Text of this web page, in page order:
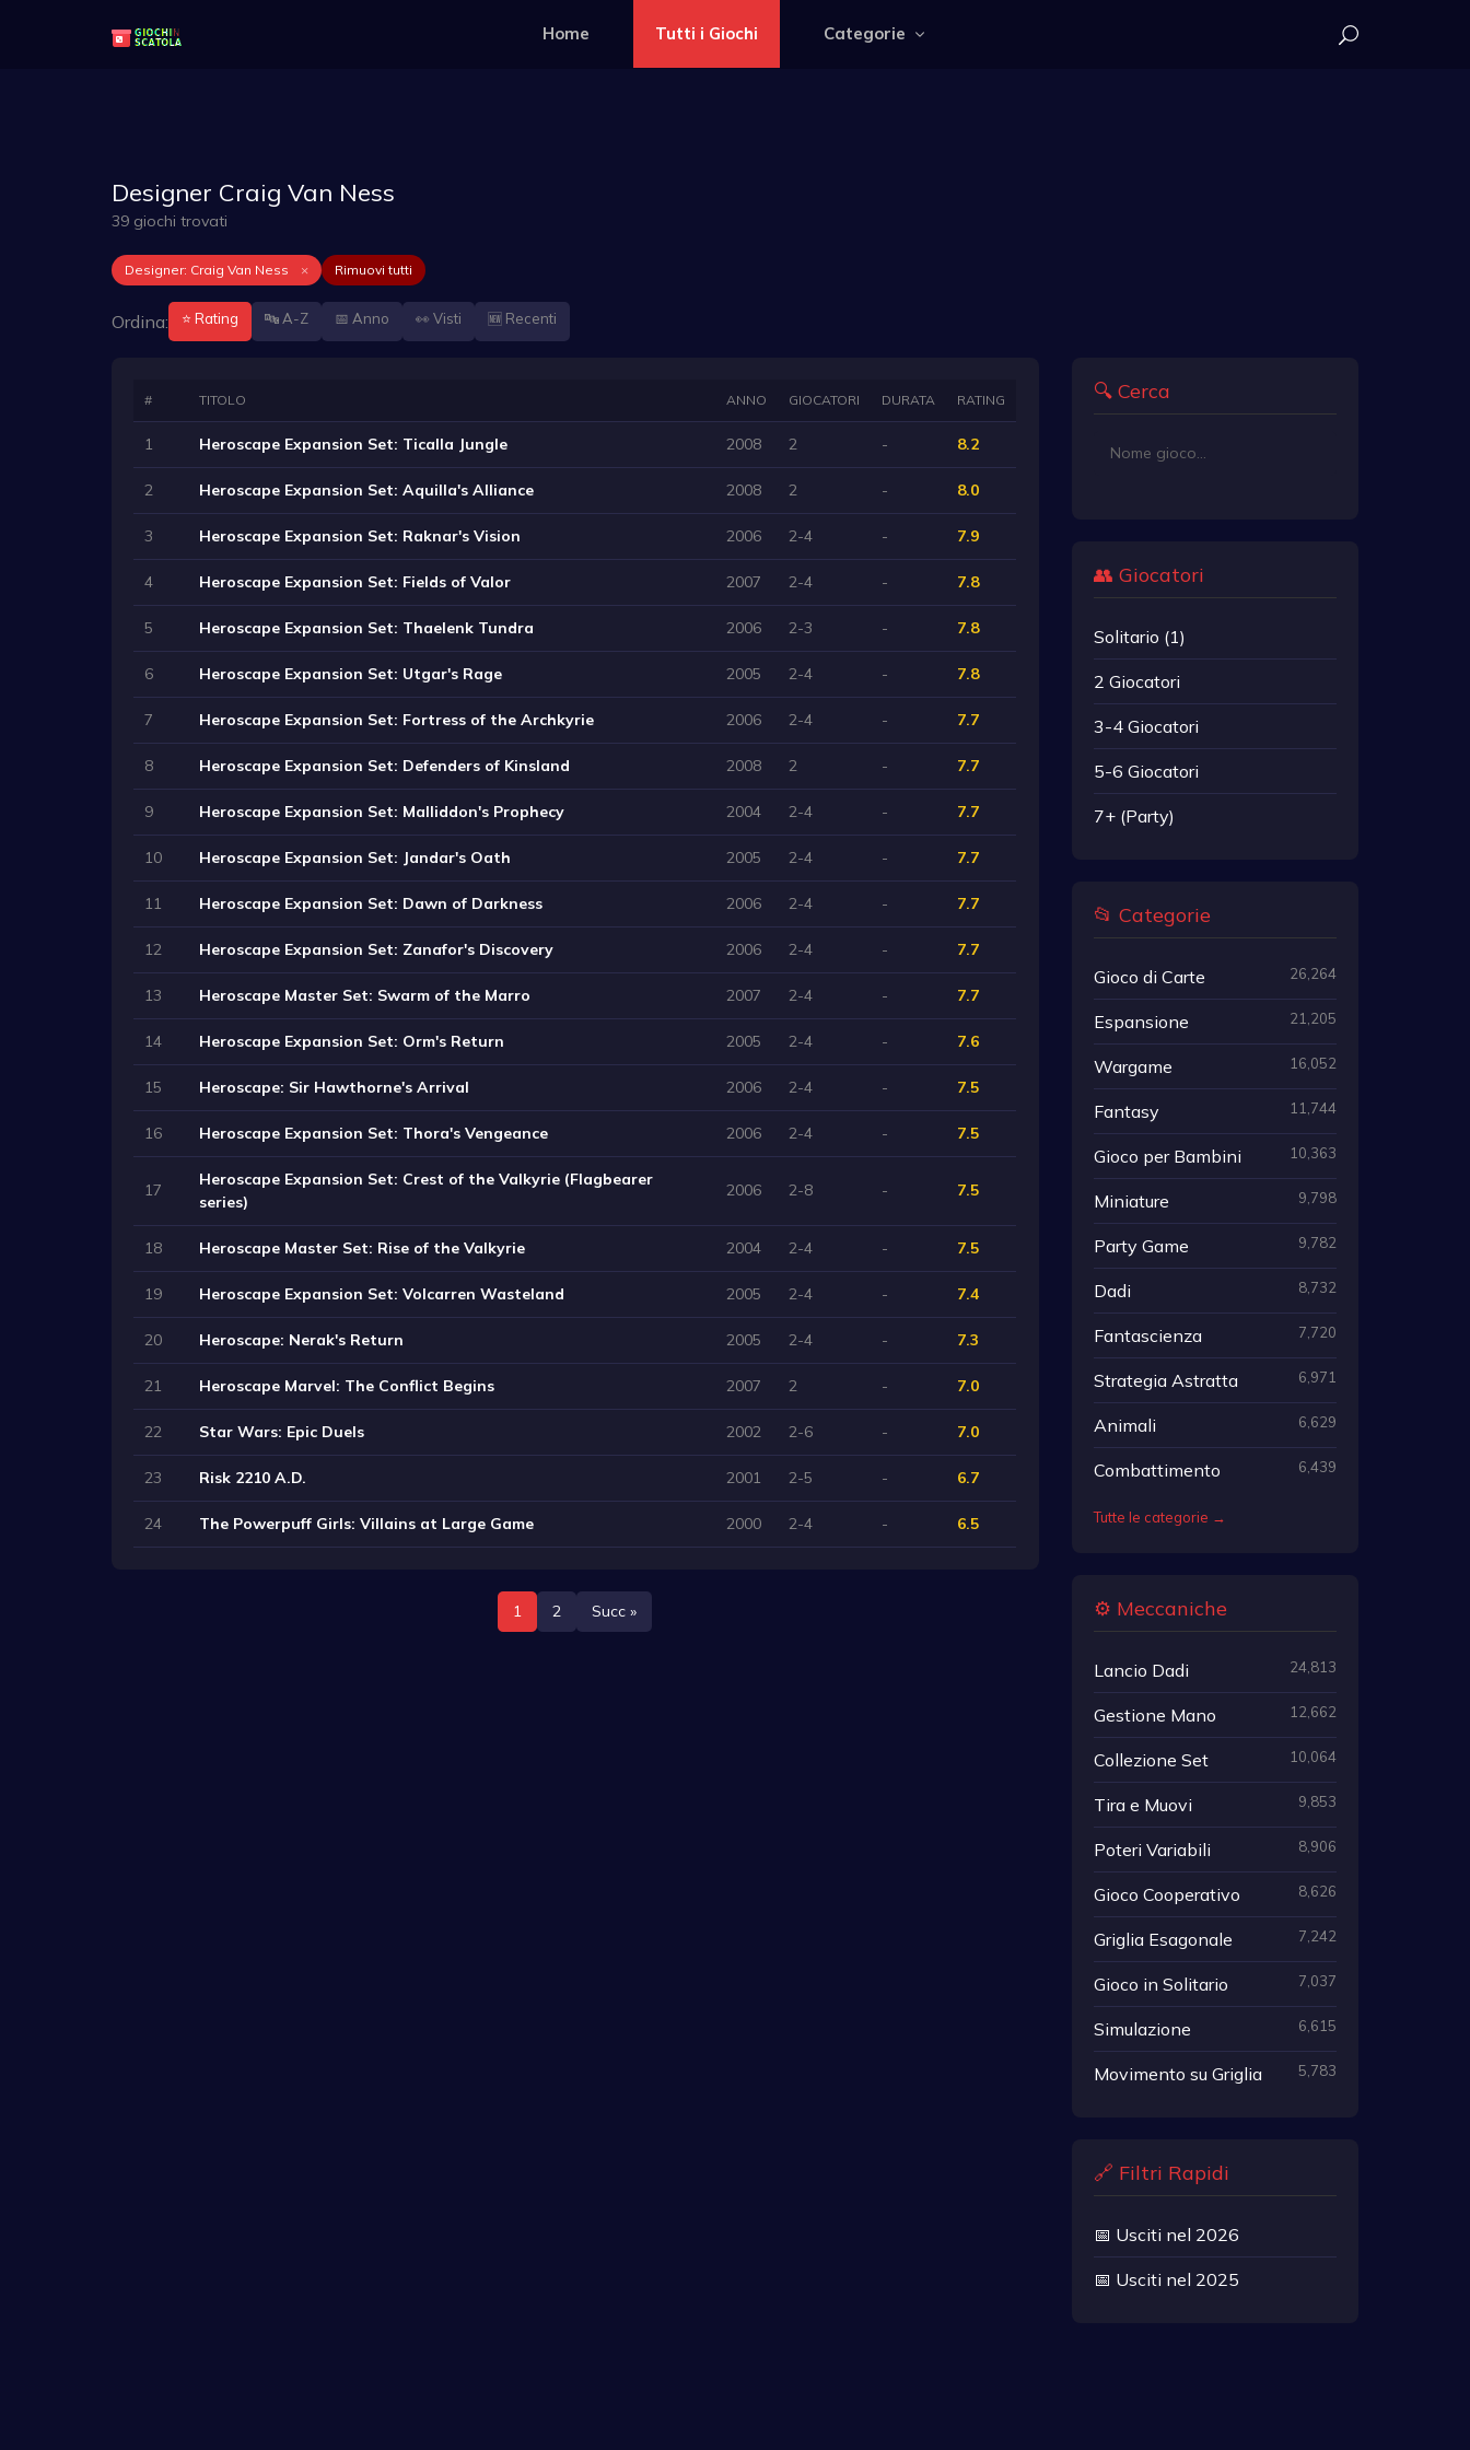
Home Tutti i Giochi Categorie
Designer Craig Van Ness
39 giochi trovati
Designer: Craig Van Ness × Rimuovi tutti
Ordina: ⭐ Rating 🔤 A-Z 📅 Anno 👀 Visti 🆕 Recenti
# TITOLO ANNO GIOCATORI DURATA RATING
1 Heroscape Expansion Set: Ticalla Jungle 2008 2 - 8.2
2 Heroscape Expansion Set: Aquilla's Alliance 2008 2 - 8.0
3 Heroscape Expansion Set: Raknar's Vision 2006 2-4 - 7.9
4 Heroscape Expansion Set: Fields of Valor 2007 2-4 - 7.8
5 Heroscape Expansion Set: Thaelenk Tundra 2006 2-3 - 7.8
6 Heroscape Expansion Set: Utgar's Rage 2005 2-4 - 7.8
7 Heroscape Expansion Set: Fortress of the Archkyrie 2006 2-4 - 7.7
8 Heroscape Expansion Set: Defenders of Kinsland 2008 2 - 7.7
9 Heroscape Expansion Set: Malliddon's Prophecy 2004 2-4 - 7.7
10 Heroscape Expansion Set: Jandar's Oath 2005 2-4 - 7.7
11 Heroscape Expansion Set: Dawn of Darkness 2006 2-4 - 7.7
12 Heroscape Expansion Set: Zanafor's Discovery 2006 2-4 - 7.7
13 Heroscape Master Set: Swarm of the Marro 2007 2-4 - 7.7
14 Heroscape Expansion Set: Orm's Return 2005 2-4 - 7.6
15 Heroscape: Sir Hawthorne's Arrival 2006 2-4 - 7.5
16 Heroscape Expansion Set: Thora's Vengeance 2006 2-4 - 7.5
17
Heroscape Expansion Set: Crest of the Valkyrie (Flagbearer
series)
2006 2-8 - 7.5
18 Heroscape Master Set: Rise of the Valkyrie 2004 2-4 - 7.5
19 Heroscape Expansion Set: Volcarren Wasteland 2005 2-4 - 7.4
20 Heroscape: Nerak's Return 2005 2-4 - 7.3
21 Heroscape Marvel: The Conflict Begins 2007 2 - 7.0
22 Star Wars: Epic Duels 2002 2-6 - 7.0
23 Risk 2210 A.D. 2001 2-5 - 6.7
24 The Powerpuff Girls: Villains at Large Game 2000 2-4 - 6.5
1 2 Succ »
🔍 Cerca
👥 Giocatori
Solitario (1)
2 Giocatori
3-4 Giocatori
5-6 Giocatori
7+ (Party)
📂 Categorie
Gioco di Carte 26,264
Espansione 21,205
Wargame 16,052
Fantasy 11,744
Gioco per Bambini 10,363
Miniature 9,798
Party Game 9,782
Dadi 8,732
Fantascienza 7,720
Strategia Astratta 6,971
Animali 6,629
Combattimento 6,439
Tutte le categorie →
⚙️ Meccaniche
Lancio Dadi 24,813
Gestione Mano 12,662
Collezione Set 10,064
Tira e Muovi 9,853
Poteri Variabili 8,906
Gioco Cooperativo 8,626
Griglia Esagonale 7,242
Gioco in Solitario 7,037
Simulazione 6,615
Movimento su Griglia 5,783
🔗 Filtri Rapidi
📅 Usciti nel 2026
📅 Usciti nel 2025